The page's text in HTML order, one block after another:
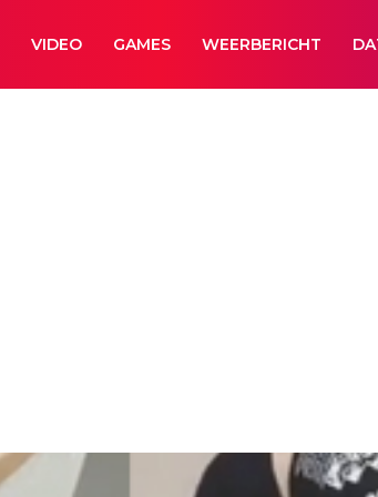
VIDEO GAMES WEERBERICHT